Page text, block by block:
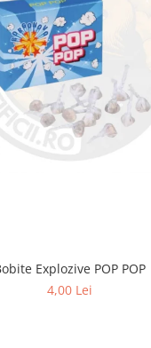
Explozive POP POP
4,00 Lei